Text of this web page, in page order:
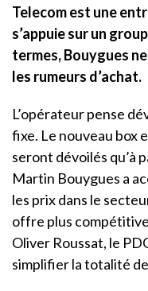
Telecom est une
s’appuie sur un
termes, Bouygues
les rumeurs d’achat.
L’opérateur pense
fixe. Le nouveau box
seront dévoilés qu’à
Martin Bouygues a
les prix dans le
offre plus
Oliver Roussat, le
simplifier la totalité